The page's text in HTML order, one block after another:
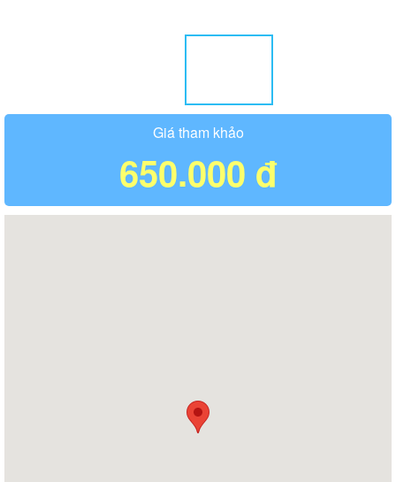
Giá tham khảo
650.000 đ